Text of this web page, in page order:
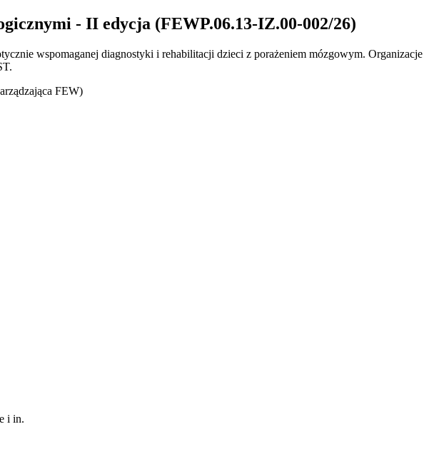
- II edycja (FEWP.06.13-IZ.00-002/26)
wspomaganej diagnostyki i rehabilitacji dzieci z porażeniem mózgowym.
FEW)
i in.